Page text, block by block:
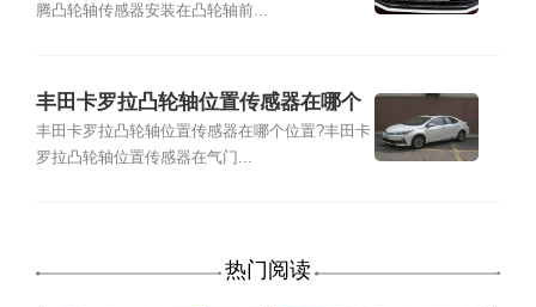
腾凸轮轴传感器安装在凸轮轴前...
丰田卡罗拉凸轮轴位置传感器在哪个
位置
丰田卡罗拉凸轮轴位置传感器在哪个位置?丰田卡
罗拉凸轮轴位置传感器在气门...
热门阅读